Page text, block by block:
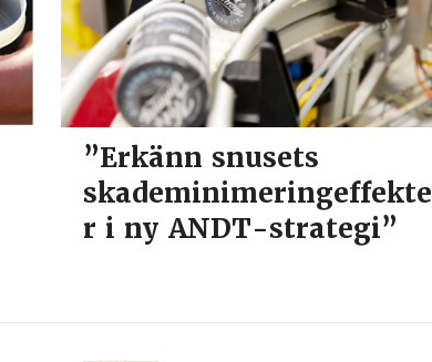
”Erkänn snusets
skademinimeringeffekte
r i ny ANDT-strategi”